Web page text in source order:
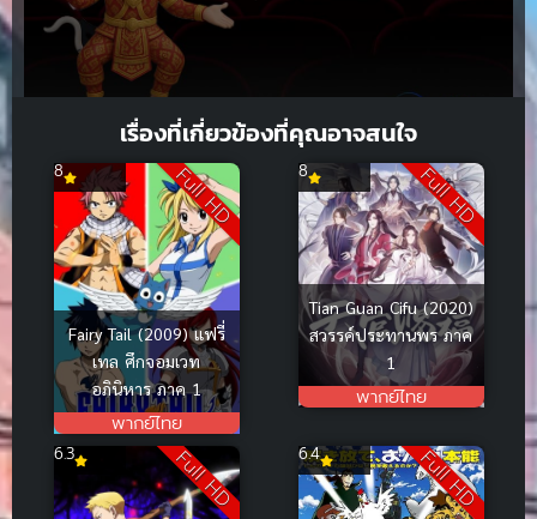
เรื่องที่เกี่ยวข้องที่คุณอาจสนใจ
Full HD
Fairy Tail (2009) แฟรี่
เทล ศึกจอมเวท
อภินิหาร ภาค 1
พากย์ไทย
8 Full HD
Tian Guan Cifu (2020)
สวรรค์ประทานพร ภาค
1
พากย์ไทย
8
Full HD
6.3 Full HD
6.4